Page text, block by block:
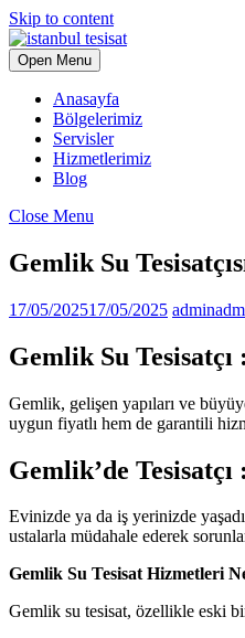
Skip to content
Open Menu
Anasayfa
Bölgelerimiz
Servisler
Hizmetlerimiz
Blog
Close Menu
Gemlik Su
17/05/202517/05/2025 admin
Gemlik Su Tesisatçı :
Gemlik, gelişen yapıları ve
uygun fiyatlı hem de garantili
Gemlik’de Tesisatçı :
Evinizde ya da iş yerinizde
ustalarla müdahale ederek
Gemlik Su Tesisat Hizmetleri
Gemlik su tesisat, özellikle eski